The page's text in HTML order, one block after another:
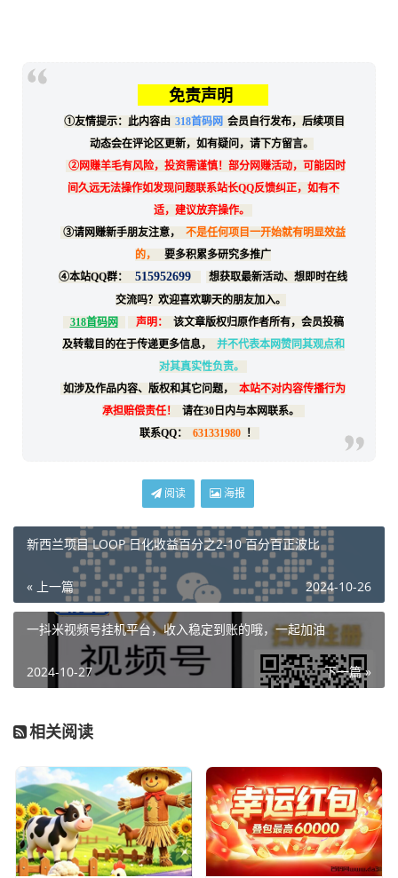
免责声明
①友情提示：此内容由 318首码网 会员自行发布，后续项目
动态会在评论区更新，如有疑问，请下方留言。
②网赚羊毛有风险，投资需谨慎！部分网赚活动，可能因时
间久远无法操作如发现问题联系站长QQ反馈纠正，如有不
适，建议放弃操作。
③请网赚新手朋友注意，
不是任何项目一开始就有明显效益
的，
要多积累多研究多推广
④本站QQ群：
515952699
想获取最新活动、想即时在线
交流吗？欢迎喜欢聊天的朋友加入。
318首码网
声明：
该文章版权归原作者所有，会员投稿
及转载目的在于传递更多信息，
并不代表本网赞同其观点和
对其真实性负责。
如涉及作品内容、版权和其它问题，
本站不对内容传播行为
承担赔偿责任！
请在30日内与本网联系。
联系QQ：
631331980 ！
阅读 海报
新西兰项目 LOOP 日化收益百分之2-10 百分百正波比
« 上一篇 2024-10-26
一抖米视频号挂机平台，收入稳定到账的哦，一起加油
下一篇 »
2024-10-27
相关阅读